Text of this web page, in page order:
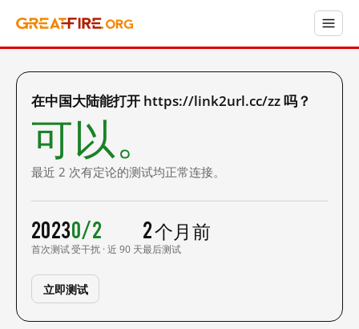
在中国大陆能打开 https://link2url.cc/zz 吗？
可以。
最近 2 次有定论的测试均正常连接。
2023
首次测试
0/2
受干扰 · 近 90 天
2 个月前
最后测试
立即测试